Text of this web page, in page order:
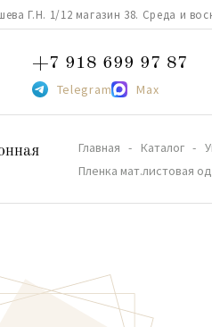
Г.Н. 1/12 магазин 38. Среда и
+7 918 699 97 87
Telegram Max
Главная Каталог
Пленка мат.листовая